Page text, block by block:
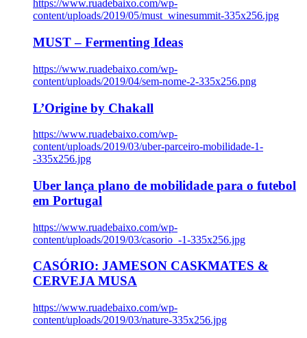
https://www.ruadebaixo.com/wp-
content/uploads/2019/05/must_winesummit-335x256.jpg
MUST – Fermenting Ideas
https://www.ruadebaixo.com/wp-
content/uploads/2019/04/sem-nome-2-335x256.png
L’Origine by Chakall
https://www.ruadebaixo.com/wp-
content/uploads/2019/03/uber-parceiro-mobilidade-1-
-335x256.jpg
Uber lança plano de mobilidade para o futebol
em Portugal
https://www.ruadebaixo.com/wp-
content/uploads/2019/03/casorio_-1-335x256.jpg
CASÓRIO: JAMESON CASKMATES &
CERVEJA MUSA
https://www.ruadebaixo.com/wp-
content/uploads/2019/03/nature-335x256.jpg